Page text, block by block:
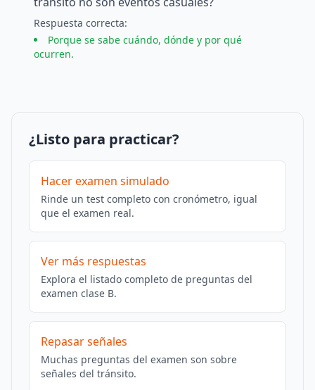
Respuesta correcta:
Porque se sabe cuándo, dónde y por qué
ocurren.
¿Listo para practicar?
Hacer examen simulado
Rinde un test completo con cronómetro, igual
que el examen real.
Ver más respuestas
Explora el listado completo de preguntas del
examen clase B.
Repasar señales
Muchas preguntas del examen son sobre
señales del tránsito.